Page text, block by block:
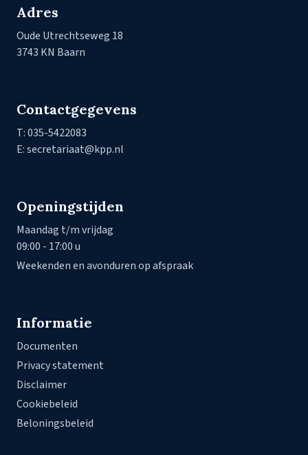
Adres
Oude Utrechtseweg 18
3743 KN Baarn
Contactgegevens
T: 035-5422083
E: secretariaat@kpp.nl
Openingstijden
Maandag t/m vrijdag
09:00 - 17:00 u
Weekenden en avonduren op afspraak
Informatie
Documenten
Privacy statement
Disclaimer
Cookiebeleid
Beloningsbeleid